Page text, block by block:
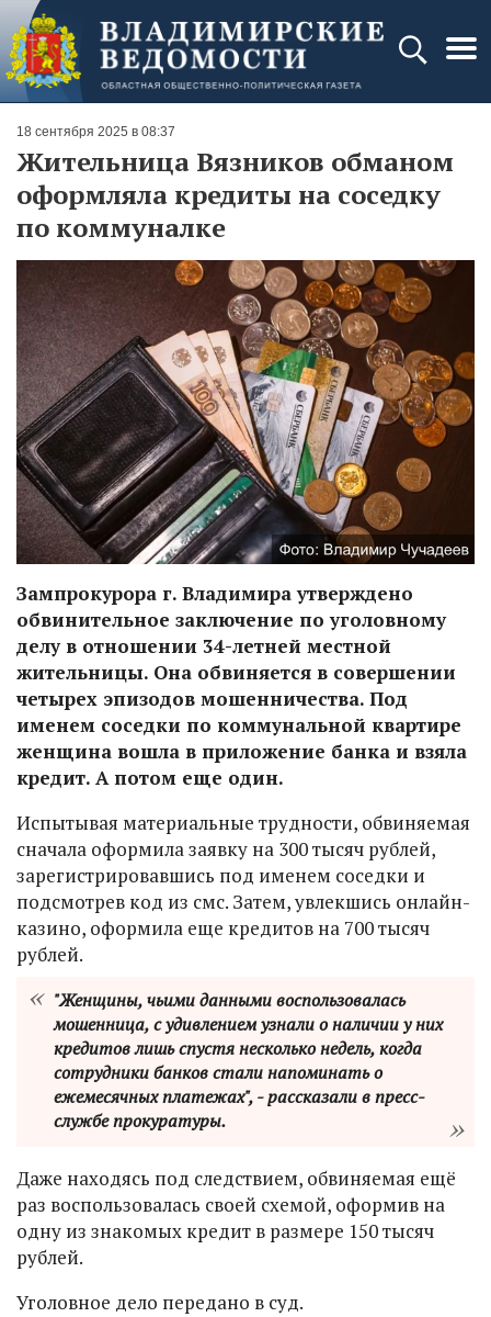
18 сентября 2025 в 08:37
Жительница Вязников обманом
оформляла кредиты на соседку
по коммуналке
Зампрокурора г. Владимира утверждено
обвинительное заключение по уголовному
делу в отношении 34-летней местной
жительницы. Она обвиняется в совершении
четырех эпизодов мошенничества. Под
именем соседки по коммунальной квартире
женщина вошла в приложение банка и взяла
кредит. А потом еще один.
Испытывая материальные трудности, обвиняемая
сначала оформила заявку на 300 тысяч рублей,
зарегистрировавшись под именем соседки и
подсмотрев код из смс. Затем, увлекшись онлайн-
казино, оформила еще кредитов на 700 тысяч
рублей.
"Женщины, чьими данными воспользовалась
мошенница, с удивлением узнали о наличии у них
кредитов лишь спустя несколько недель, когда
сотрудники банков стали напоминать о
ежемесячных платежах", - рассказали в пресс-
службе прокуратуры.
Даже находясь под следствием, обвиняемая ещё
раз воспользовалась своей схемой, оформив на
одну из знакомых кредит в размере 150 тысяч
рублей.
Уголовное дело передано в суд.